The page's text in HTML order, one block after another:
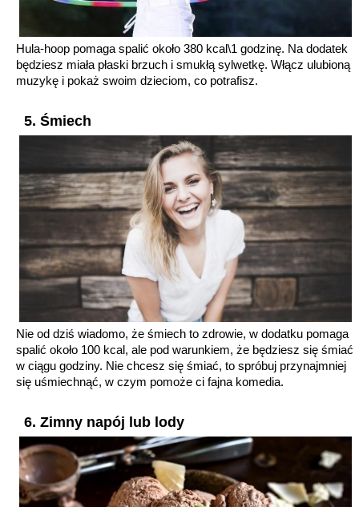
Hula-hoop pomaga spalić około 380 kcal\1 godzinę. Na dodatek
będziesz miała płaski brzuch i smukłą sylwetkę. Włącz ulubioną
muzykę i pokaż swoim dzieciom, co potrafisz.
5. Śmiech
Nie od dziś wiadomo, że śmiech to zdrowie, w dodatku pomaga
spalić około 100 kcal, ale pod warunkiem, że będziesz się śmiać
w ciągu godziny. Nie chcesz się śmiać, to spróbuj przynajmniej
się uśmiechnąć, w czym pomoże ci fajna komedia.
6. Zimny napój lub lody